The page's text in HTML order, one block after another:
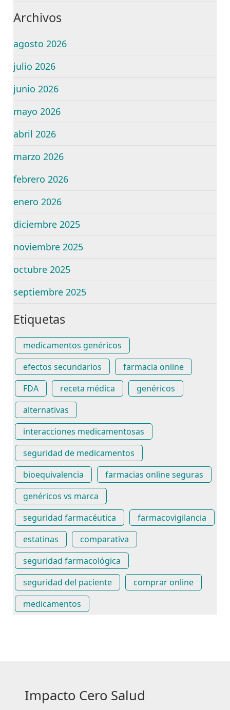
Archivos
agosto 2026
julio 2026
junio 2026
mayo 2026
abril 2026
marzo 2026
febrero 2026
enero 2026
diciembre 2025
noviembre 2025
octubre 2025
septiembre 2025
Etiquetas
medicamentos genéricos
efectos secundarios
farmacia online
FDA
receta médica
genéricos
alternativas
interacciones medicamentosas
seguridad de medicamentos
bioequivalencia
farmacias online seguras
genéricos vs marca
seguridad farmacéutica
farmacovigilancia
estatinas
comparativa
seguridad farmacológica
seguridad del paciente
comprar online
medicamentos
Impacto Cero Salud